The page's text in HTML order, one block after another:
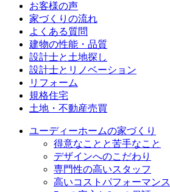
お客様の声
家づくりの流れ
よくある質問
建物の性能・品質
設計士と土地探し
設計士とリノベーション
リフォーム
規格住宅
⼟地・不動産売買
ユーディーホームの家づくり
得意なことと苦手なこと
デザインへのこだわり
専⾨性の高いスタッフ
高いコストパフォーマンス